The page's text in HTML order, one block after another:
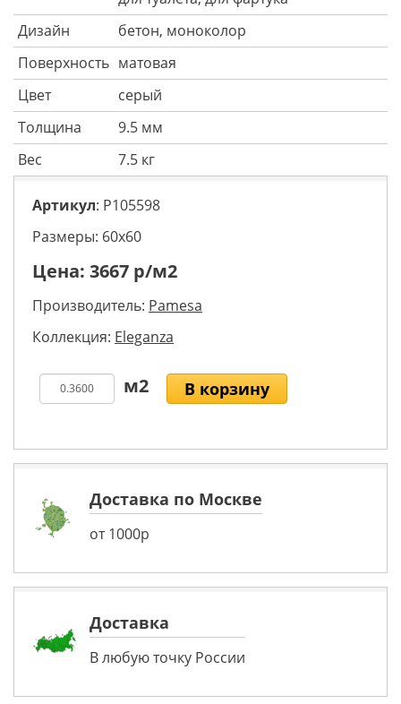
Дизайн
бетон, моноколор
Поверхность матовая
Цвет
серый
Толщина
9.5 мм
Вес
7.5 кг
Артикул: P105598
Размеры: 60х60
Цена: 3667 р/м2
Производитель: Pamesa
Коллекция: Eleganza
В корзину
Доставка по Москве
от 1000р
Доставка
В любую точку России